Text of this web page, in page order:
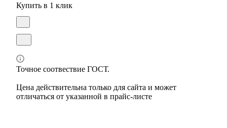
Купить в 1 клик
Точное соотвествие ГОСТ.
Цена действительна только для сайта и может
отличаться от указанной в прайс-листе